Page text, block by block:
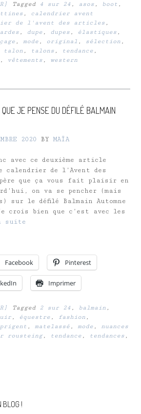
Tagged 4 sur 24 , asos , boot ,
,
calendrier avent
de l'avent des articles ,
, dupe , dupes , élastiques ,
, mode , original , sélection ,
talon , talons , tendance ,
, vêtements , western
JE PENSE DU DÉFILÉ BALMAIN
2020 BY MAÏA
avec ce deuxième article
calendrier de l’Avent des
que ça vous fait plaisir en
on va se pencher (mais
sur le défilé Balmain Automne
crois bien que c’est avec les
suite
Facebook Pinterest
Imprimer
Tagged 2 sur 24 , balmain ,
, équestre , fashion ,
, matelassé , mode , nuances
rousteing, tendance , tendances ,
BLOG !